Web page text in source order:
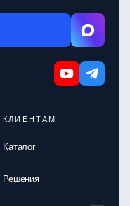
КЛИЕНТАМ
Каталог
Решения